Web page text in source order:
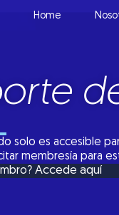
Home
solo es accesible
membresía para
Accede aquí